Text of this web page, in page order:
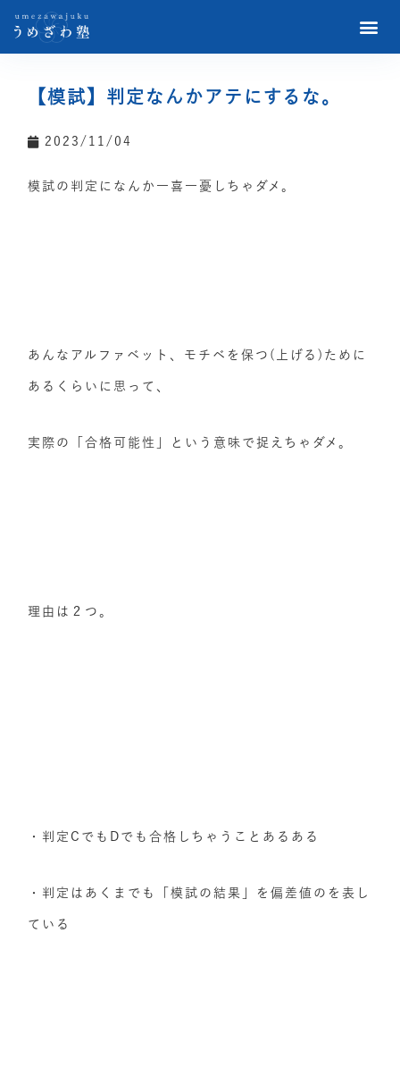
【模試】判定なんかアテにするな。
2023/11/04
模試の判定になんか一喜一憂しちゃダメ。
あんなアルファベット、モチベを保つ(上げる)ために
あるくらいに思って、
実際の「合格可能性」という意味で捉えちゃダメ。
理由は２つ。
・判定CでもDでも合格しちゃうことあるある
・判定はあくまでも「模試の結果」を偏差値のを表し
ている